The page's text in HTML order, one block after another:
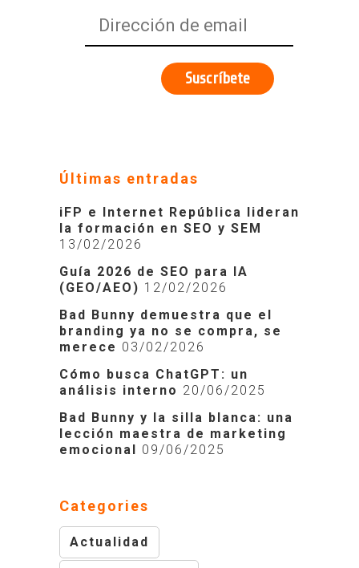
Últimas entradas
iFP e Internet República lideran
la formación en SEO y SEM
13/02/2026
Guía 2026 de SEO para IA
(GEO/AEO) 12/02/2026
Bad Bunny demuestra que el
branding ya no se compra, se
merece 03/02/2026
Cómo busca ChatGPT: un
análisis interno 20/06/2025
Bad Bunny y la silla blanca: una
lección maestra de marketing
emocional 09/06/2025
Categories
Actualidad